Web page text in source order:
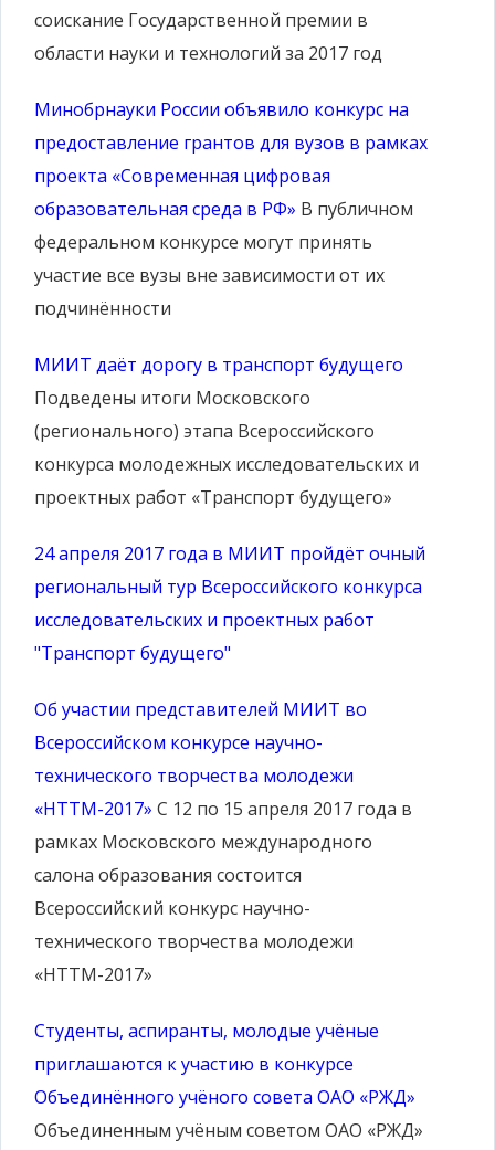
соискание Государственной премии в
области науки и технологий за 2017 год
Минобрнауки России объявило конкурс на
предоставление грантов для вузов в рамках
проекта «Современная цифровая
образовательная среда в РФ» В публичном
федеральном конкурсе могут принять
участие все вузы вне зависимости от их
подчинённости
МИИТ даёт дорогу в транспорт будущего
Подведены итоги Московского
(регионального) этапа Всероссийского
конкурса молодежных исследовательских и
проектных работ «Транспорт будущего»
24 апреля 2017 года в МИИТ пройдёт очный
региональный тур Всероссийского конкурса
исследовательских и проектных работ
"Транспорт будущего"
Об участии представителей МИИТ во
Всероссийском конкурсе научно-
технического творчества молодежи
«НТТМ-2017» С 12 по 15 апреля 2017 года в
рамках Московского международного
салона образования состоится
Всероссийский конкурс научно-
технического творчества молодежи
«НТТМ-2017»
Студенты, аспиранты, молодые учёные
приглашаются к участию в конкурсе
Объединённого учёного совета ОАО «РЖД»
Объединенным учёным советом ОАО «РЖД»